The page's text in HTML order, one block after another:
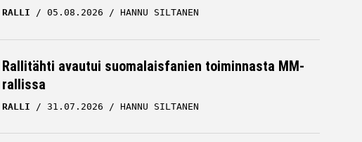
RALLI 05.08.2026 HANNU SILTANEN
Rallitähti avautui suomalaisfanien toiminnasta MM-
rallissa
RALLI 31.07.2026 HANNU SILTANEN